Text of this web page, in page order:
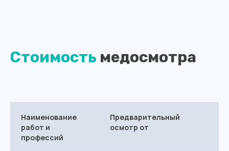
Стоимость медосмотра
Наименование
работ и
профессий
Предварительный
осмотр от